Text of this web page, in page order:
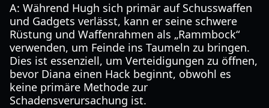
A: Während Hugh sich primär auf Schusswaffen
und Gadgets verlässt, kann er seine schwere
Rüstung und Waffenrahmen als „Rammbock“
verwenden, um Feinde ins Taumeln zu bringen.
Dies ist essenziell, um Verteidigungen zu öffnen,
bevor Diana einen Hack beginnt, obwohl es
keine primäre Methode zur
Schadensverursachung ist.